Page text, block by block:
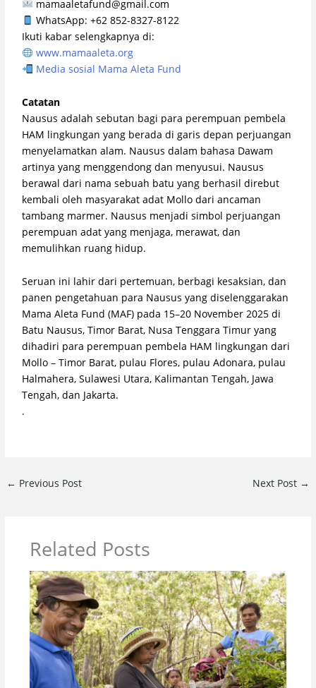
mamaaletafund@gmail.com
WhatsApp: +62 852-8327-8122
Ikuti kabar selengkapnya di:
www.mamaaleta.org
Media sosial Mama Aleta Fund
Catatan
Nausus adalah sebutan bagi para perempuan pembela
HAM lingkungan yang berada di garis depan perjuangan
menyelamatkan alam. Nausus dalam bahasa Dawam
artinya yang menggendong dan menyusui. Nausus
berawal dari nama sebuah batu yang berhasil direbut
kembali oleh masyarakat adat Mollo dari ancaman
tambang marmer. Nausus menjadi simbol perjuangan
perempuan adat yang menjaga, merawat, dan
memulihkan ruang hidup.
Seruan ini lahir dari pertemuan, berbagi kesaksian, dan
panen pengetahuan para Nausus yang diselenggarakan
Mama Aleta Fund (MAF) pada 15–20 November 2025 di
Batu Nausus, Timor Barat, Nusa Tenggara Timur yang
dihadiri para perempuan pembela HAM lingkungan dari
Mollo – Timor Barat, pulau Flores, pulau Adonara, pulau
Halmahera, Sulawesi Utara, Kalimantan Tengah, Jawa
Tengah, dan Jakarta.
.
← Previous Post Next Post →
Related Posts